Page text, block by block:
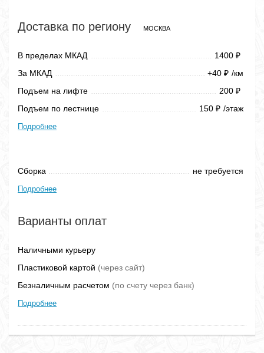
Доставка по региону МОСКВА
В пределах МКАД 1400 ₽
За МКАД +40 ₽ /км
Подъем на лифте
200 ₽
Подъем по лестнице 150 ₽ /этаж
Подробнее
Сборка не требуется
Подробнее
Варианты оплат
Наличными курьеру
Пластиковой картой (через сайт)
Безналичным расчетом (по счету через банк)
Подробнее